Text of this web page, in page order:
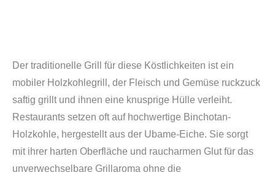
Der traditionelle Grill für diese Köstlichkeiten ist ein
mobiler Holzkohlegrill, der Fleisch und Gemüse ruckzuck
saftig grillt und ihnen eine knusprige Hülle verleiht.
Restaurants setzen oft auf hochwertige Binchotan-
Holzkohle, hergestellt aus der Ubame-Eiche. Sie sorgt
mit ihrer harten Oberfläche und raucharmen Glut für das
unverwechselbare Grillaroma ohne die